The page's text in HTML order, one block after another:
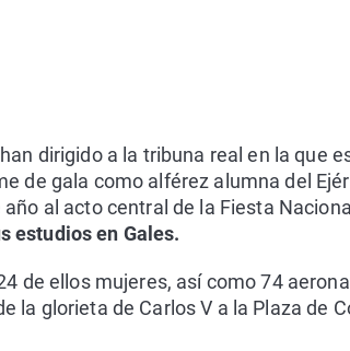
dirigido a la tribuna real en la que
de gala como alférez alumna del
al acto central de la Fiesta
estudios en Gales.
de ellos mujeres, así como 74
la glorieta de Carlos V a la Plaza de